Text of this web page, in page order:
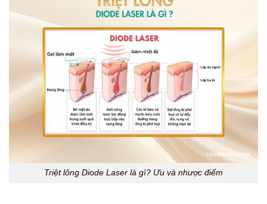
Triệt lông Diode Laser là gì? Ưu và nhược điểm